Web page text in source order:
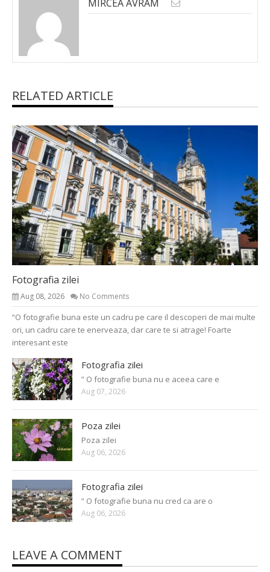
MIRCEA AVRAM
RELATED ARTICLE
Fotografia zilei
Aug 08, 2026 No Comments
“O fotografie buna este un cadru pe care il descoperi de mai multe
ori, un cadru care te enerveaza, dar care te si atrage! Foarte
interesant este
Fotografia zilei
” O fotografie buna nu e aceea care e
Aug 07, 2026
Poza zilei
Poza zilei
Aug 06, 2026
Fotografia zilei
” O fotografie buna nu cred ca are o
Aug 06, 2026
LEAVE A COMMENT